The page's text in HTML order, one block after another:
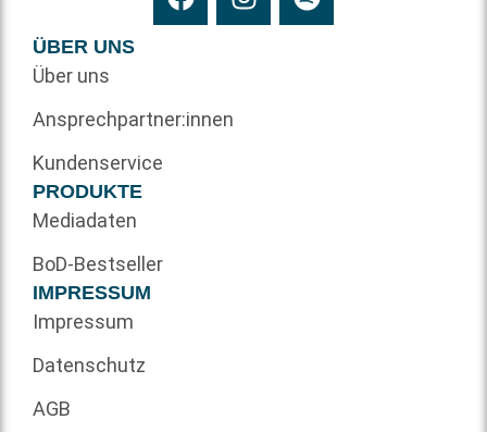
ÜBER UNS
Über uns
Ansprechpartner:innen
Kundenservice
PRODUKTE
Mediadaten
BoD-Bestseller
IMPRESSUM
Impressum
Datenschutz
AGB